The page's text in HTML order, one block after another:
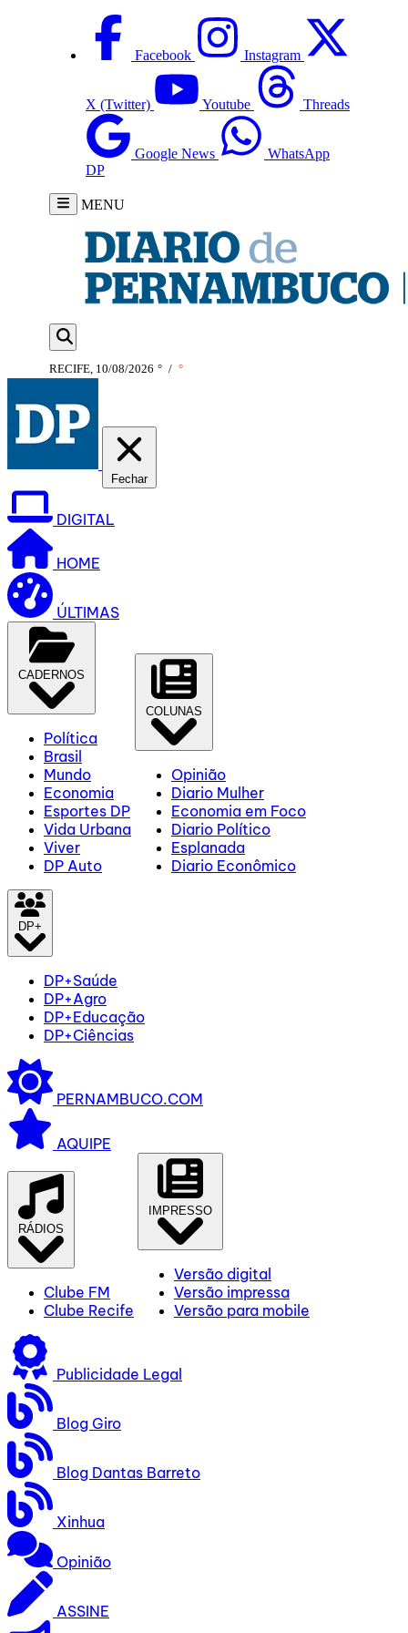
Facebook Instagram
X (Twitter) Youtube Threads
Google News
WhatsApp
DP
MENU
RECIFE, 10/08/2026 ° / °
Fechar
DIGITAL
HOME
ÚLTIMAS
CADERNOS
Política
Brasil
Mundo
Economia
Esportes DP
Vida Urbana
Viver
DP Auto
COLUNAS
Opinião
Diario Mulher
Economia em Foco
Diario Político
Esplanada
Diario Econômico
DP+
DP+Saúde
DP+Agro
DP+Educação
DP+Ciências
PERNAMBUCO.COM
AQUIPE
RÁDIOS
Clube FM
Clube Recife
IMPRESSO
Versão digital
Versão impressa
Versão para mobile
Publicidade Legal
Blog Giro
Blog Dantas Barreto
Xinhua
Opinião
ASSINE